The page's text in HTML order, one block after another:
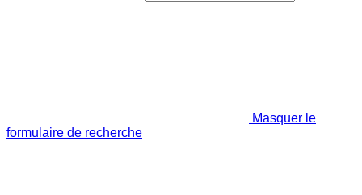
Masquer le
formulaire de recherche